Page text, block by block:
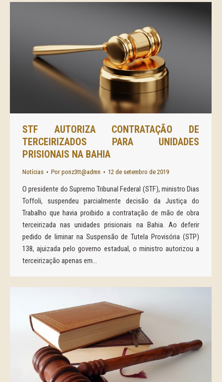
STF AUTORIZA CONTRATAÇÃO DE
TERCEIRIZADOS PARA UNIDADES
PRISIONAIS NA BAHIA
Notícias Por ponz3tt@admn 12 de setembro de 2019
O presidente do Supremo Tribunal Federal (STF), ministro Dias
Toffoli, suspendeu parcialmente decisão da Justiça do
Trabalho que havia proibido a contratação de mão de obra
terceirizada nas unidades prisionais na Bahia. Ao deferir
pedido de liminar na Suspensão de Tutela Provisória (STP)
138, ajuizada pelo governo estadual, o ministro autorizou a
terceirização apenas em…